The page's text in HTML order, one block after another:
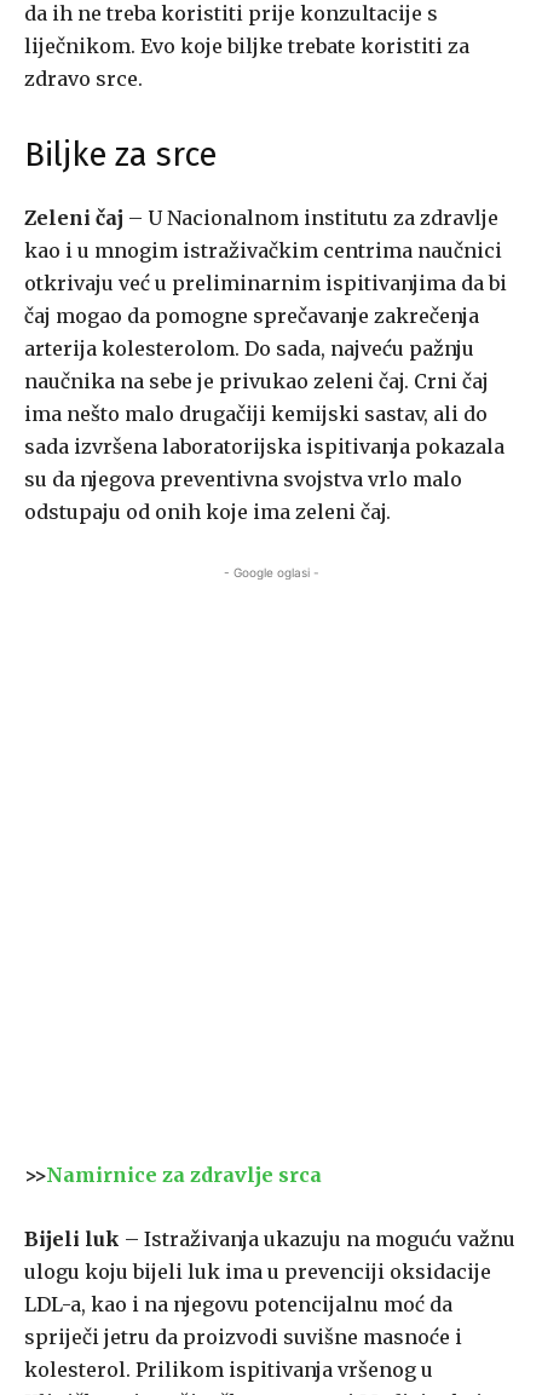
da ih ne treba koristiti prije konzultacije s
liječnikom. Evo koje biljke trebate koristiti za
zdravo srce.
Biljke za srce
Zeleni čaj – U Nacionalnom institutu za zdravlje
kao i u mnogim istraživačkim centrima naučnici
otkrivaju već u preliminarnim ispitivanjima da bi
čaj mogao da pomogne sprečavanje zakrečenja
arterija kolesterolom. Do sada, najveću pažnju
naučnika na sebe je privukao zeleni čaj. Crni čaj
ima nešto malo drugačiji kemijski sastav, ali do
sada izvršena laboratorijska ispitivanja pokazala
su da njegova preventivna svojstva vrlo malo
odstupaju od onih koje ima zeleni čaj.
- Google oglasi -
>>Namirnice za zdravlje srca
Bijeli luk – Istraživanja ukazuju na moguću važnu
ulogu koju bijeli luk ima u prevenciji oksidacije
LDL-a, kao i na njegovu potencijalnu moć da
spriječi jetru da proizvodi suvišne masnoće i
kolesterol. Prilikom ispitivanja vršenog u